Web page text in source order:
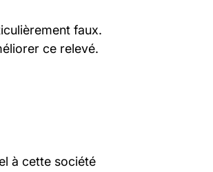
faux.
ce relevé.
à cette société